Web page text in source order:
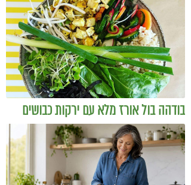
בודהה בול אורז מלא עם ירקות כבושים
ומקושקשת טופו